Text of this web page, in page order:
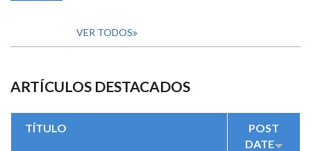
VER TODOS
ARTÍCULOS DESTACADOS
TÍTULO
POST
DATE